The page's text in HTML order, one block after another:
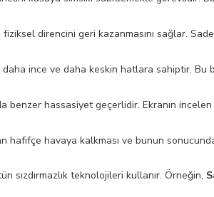
direncini geri kazanmasını sağlar.
ince ve daha keskin hatlara sahiptir.
hassasiyet geçerlidir. Ekranın incelen
havaya kalkması ve bunun
teknolojileri kullanır. Örneğin,